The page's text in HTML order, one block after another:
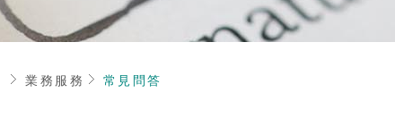
首頁業務服務 常見問答